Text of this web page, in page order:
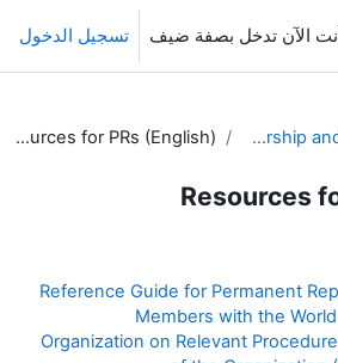
الآن تدخل بصفة ضيف تسجيل الدخول
Leadership and Management for RA-I
Resources for PRs (English)
Resources
Reference Guide for Permanent
Members with the
Organization on Relevant